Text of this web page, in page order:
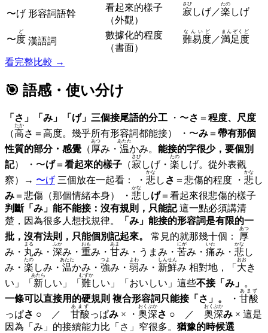
〜げ 形容詞語幹
看起來的樣子
（外觀）
寂
さび
しげ／楽
たの
しげ
〜度
ど
漢語詞
數據化的程度
（書面）
難易度
なんいど
／満足度
まんぞくど
看完整比較 →
🎯 語感・使い分け
「さ」「み」「げ」三個接尾語的分工 ・〜さ ＝ 程度、尺度
（高
たか
さ＝高度。幾乎所有形容詞都能接） ・〜み ＝ 帶有那個
性質的部分・感覺 （ 厚
あつ
み・ 温
あたた
かみ。 能接的字很少，要個別
記） ・〜げ＝ 看起來的樣子 （寂
さび
しげ・ 楽
たの
しげ。從外表觀
察）→ 〜げ 三個放在一起看： ・ 悲
かな
し さ ＝悲傷的程度 ・ 悲
かな
し
み ＝悲傷（那個情緒本身） ・ 悲
かな
しげ＝看起來很悲傷的樣子
判斷「み」能不能接：沒有規則，只能記這一點必須講清
楚，因為很多人想找規律。
「み」能接的形容詞是有限的一
批，沒有法則，只能個別記起來。
常見的就那幾十個： 厚
あつ
み・ 丸
まる
み・ 深
ふか
み・ 重
おも
み・ 甘
あま
み・うまみ・ 苦
にが
み・ 痛
いた
み・ 悲
かな
し
み・ 楽
たの
しみ・ 温
あたた
かみ・ 強
つよ
み・ 弱
よわ
み・ 新鮮
しんせん
み 相對地，「 大
おお
き
い」「 新
あたら
しい」「 難
むずか
しい」「おいしい」這些不接「み」 。
一條可以直接用的硬規則 複合形容詞只能接「さ」。 ・ 甘酸
あまず
っぱさ ○ ／ 甘酸
あまず
っぱみ × ・ 奥深
おくぶか
さ ○ ／ 奥深
おくぶか
み × 這是
因為「み」的接續能力比「さ」窄很多。 猶豫的時候選